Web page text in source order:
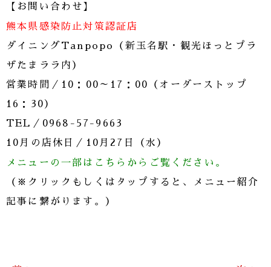
【お問い合わせ】
熊本県感染防止対策認証店
ダイニングTanpopo（新玉名駅・観光ほっとプラ
ザたまララ内）
営業時間／10：00～17：00（オーダーストップ
16：30）
TEL／0968-57-9663
10月の店休日／10月27日（水）
メニューの一部はこちらからご覧ください。
（※クリックもしくはタップすると、メニュー紹介
記事に繋がります。）